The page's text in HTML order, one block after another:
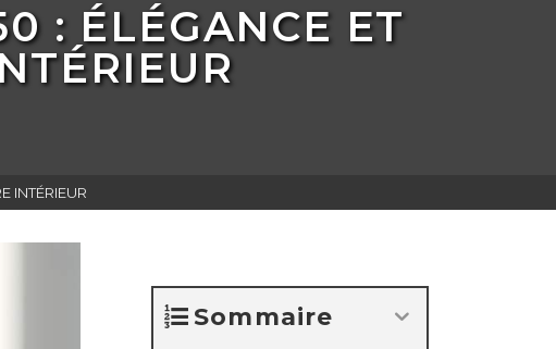
: ÉLÉGANCE ET
INTÉRIEUR
Sommaire